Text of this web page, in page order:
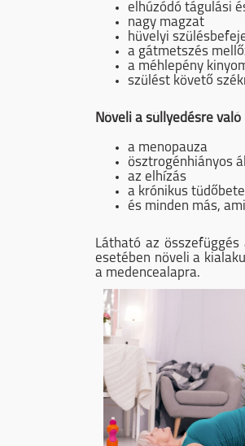
elhúzódó tágulási
nagy magzat
hüvelyi
a gátmetszés
a méhlepény
szülést követő
Növeli a süllyedésre
a menopauza
ösztrogénhiányos
az elhízás
a krónikus
és minden más,
Látható az
esetében növeli a
a medencealapra.